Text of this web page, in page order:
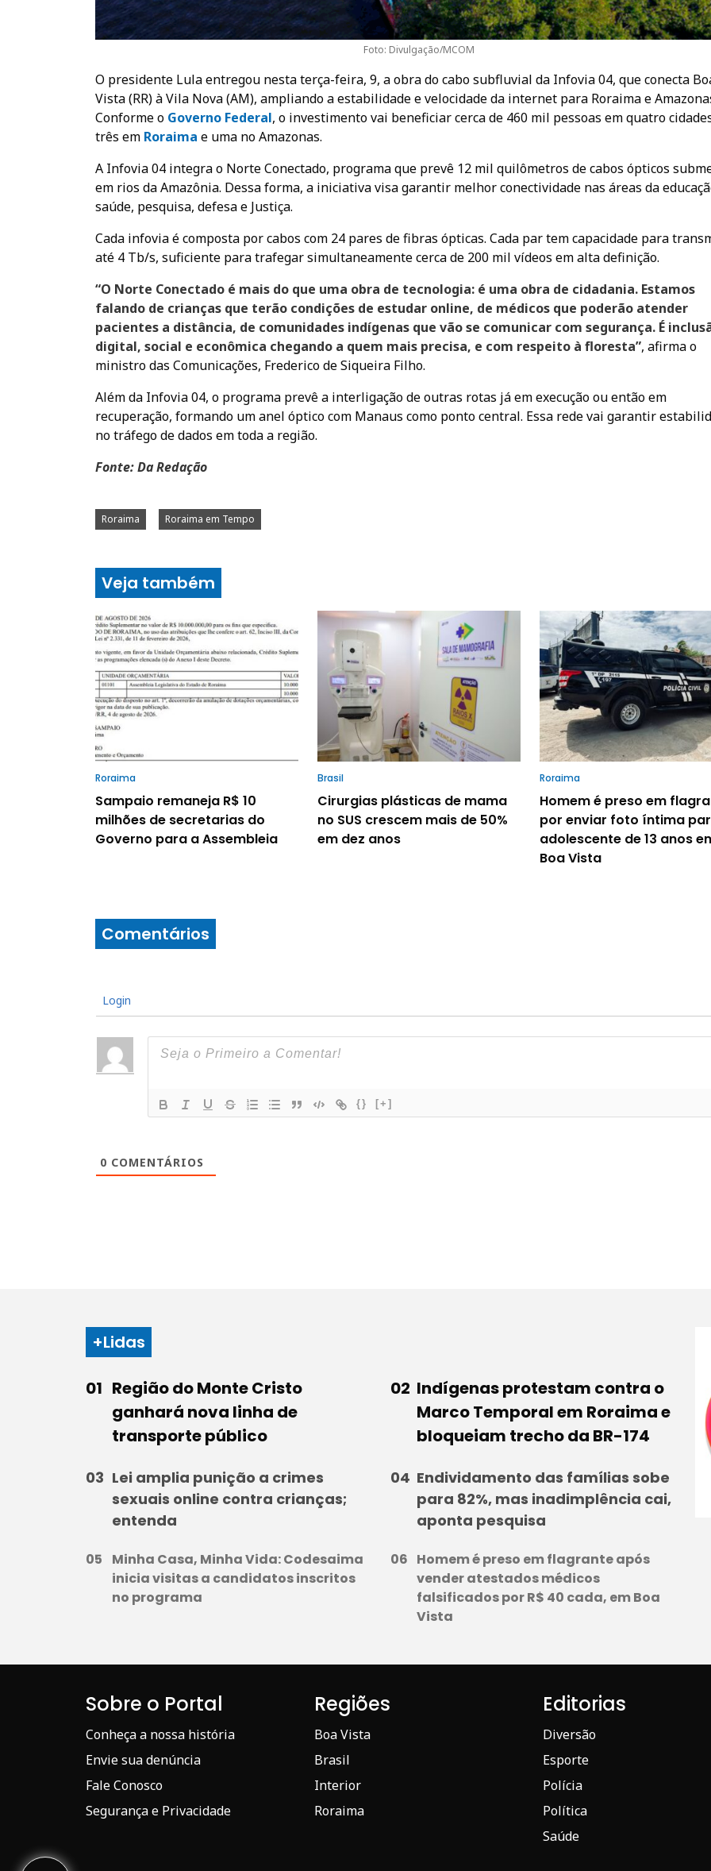
Foto: Divulgação/MCOM
O presidente Lula entregou nesta terça-feira, 9, a obra do cabo subfluvial da Infovia 04, que conecta
Vista (RR) à Vila Nova (AM), ampliando a estabilidade e velocidade da internet para Roraima e
Conforme o Governo Federal, o investimento vai beneficiar cerca de 460 mil pessoas em quatro
três em Roraima e uma no Amazonas.
A Infovia 04 integra o Norte Conectado, programa que prevê 12 mil quilômetros de cabos ópticos
em rios da Amazônia. Dessa forma, a iniciativa visa garantir melhor conectividade nas áreas da
saúde, pesquisa, defesa e Justiça.
Cada infovia é composta por cabos com 24 pares de fibras ópticas. Cada par tem capacidade para
até 4 Tb/s, suficiente para trafegar simultaneamente cerca de 200 mil vídeos em alta definição.
“O Norte Conectado é mais do que uma obra de tecnologia: é uma obra de cidadania. Estamos
falando de crianças que terão condições de estudar online, de médicos que poderão atender
pacientes a distância, de comunidades indígenas que vão se comunicar com segurança. É
digital, social e econômica chegando a quem mais precisa, e com respeito à floresta”, afirma o
ministro das Comunicações, Frederico de Siqueira Filho.
Além da Infovia 04, o programa prevê a interligação de outras rotas já em execução ou então em
recuperação, formando um anel óptico com Manaus como ponto central. Essa rede vai garantir
no tráfego de dados em toda a região.
Fonte: Da Redação
Roraima Roraima em Tempo
Veja também
Roraima
Sampaio remaneja R$ 10
milhões de secretarias do
Governo para a Assembleia
Brasil
Cirurgias plásticas de mama
no SUS crescem mais de 50%
em dez anos
Roraima
Homem é preso em
por enviar foto íntima
adolescente de 13 anos
Boa Vista
Comentários
Login
{} [+]
0 COMENTÁRIOS
+Lidas
Região do Monte Cristo
ganhará nova linha de
transporte público
Indígenas protestam contra o
Marco Temporal em Roraima e
bloqueiam trecho da BR-174
Lei amplia punição a crimes
sexuais online contra crianças;
entenda
Endividamento das famílias sobe
para 82%, mas inadimplência cai,
aponta pesquisa
Minha Casa, Minha Vida: Codesaima
inicia visitas a candidatos inscritos
no programa
Homem é preso em flagrante após
vender atestados médicos
falsificados por R$ 40 cada, em Boa
Vista
Sobre o Portal
Conheça a nossa história
Envie sua denúncia
Fale Conosco
Segurança e Privacidade
Regiões
Boa Vista
Brasil
Interior
Roraima
Editorias
Diversão
Esporte
Polícia
Política
Saúde